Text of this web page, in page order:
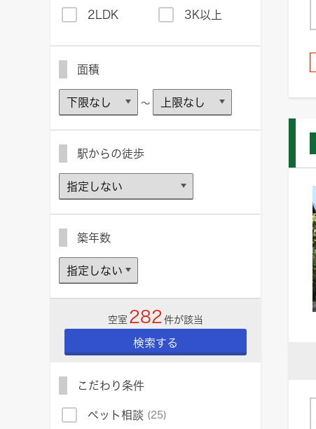
2LDK 3K以上
面積
～
駅からの徒歩
築年数
空室 282 件が該当
検索する
こだわり条件
ペット相談 (25)